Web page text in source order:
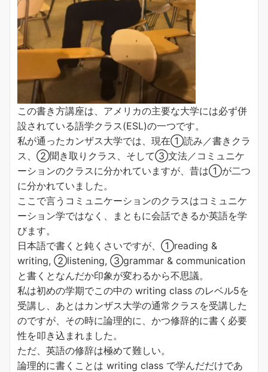
この書き方講座は、アメリカの主要な大学には必ず併
設されている語学クラス(ESL)の一つです。
私が通ったカンザス大学では、現在①読み／書きクラ
ス、②聞き取りクラス、そして③文法／コミュニケ
ーションのクラスに分かれていますが、昔は①が二つ
に分かれていました。
ここで言うコミュニケーションのクラスはコミュニケ
ーション学ではなく、まともに会話できるか英語を学
びます。
日本語で書くと鈍くさいですが、①reading &
writing, ②listening, ③grammar & communication
と書くとなんだか印象が変わるから不思議。
私は初めの学期でこの中の writing class のレベル5を
受講し、あとはカンザス大学の通常クラスを受講した
のですが、その時に論理的に、かつ修辞的に書く必要
性を叩き込まれました。
ただ、英語の修辞は極めて難しい。
論理的に書くことは writing class で学んだだけであ